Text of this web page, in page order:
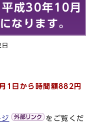
平成30年10月
なります。
1日から時間額882円
をご覧くだ